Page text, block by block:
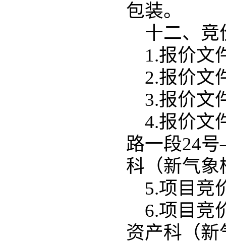
包装。
十二、竞
1.报价文
2.报价文
3.报价文
4.报价文
路一段24
科（新气象
5.项目竞
6.项目竞
资产科（新